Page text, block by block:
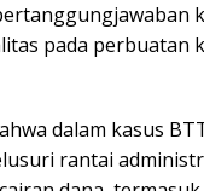
pada perbuatan
dalam kasus
rantai